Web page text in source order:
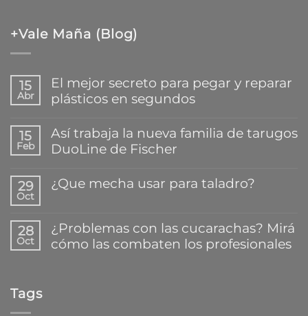
+Vale Maña (Blog)
15
Abr
El mejor secreto para pegar y reparar
plásticos en segundos
hay
comentarios
en
secreto
para
reparar
plásticos
en
15
Feb
Así trabaja la nueva familia de tarugos
DuoLine de Fischer
hay
comentarios
la
nueva
29
Oct
¿Que mecha usar para taladro?
comentarios
en
¿Que
28
Oct
¿Problemas con las cucarachas? Mirá
cómo las combaten los profesionales
Tags